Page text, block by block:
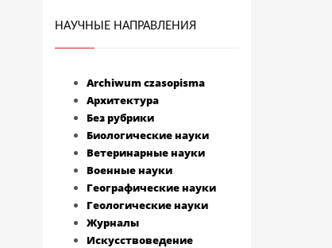
НАУЧНЫЕ НАПРАВЛЕНИЯ
Archiwum czasopisma
Архитектура
Без рубрики
Биологические науки
Ветеринарные науки
Военные науки
Географические науки
Геологические науки
Журналы
Искусствоведение